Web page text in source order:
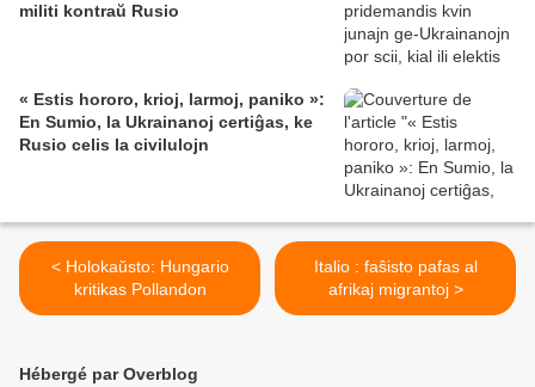
militi kontraŭ Rusio
« Estis hororo, krioj, larmoj, paniko »:
En Sumio, la Ukrainanoj certiĝas, ke
Rusio celis la civilulojn
< Holokaŭsto: Hungario
kritikas Pollandon
Italio : faŝisto pafas al
afrikaj migrantoj >
Hébergé par Overblog